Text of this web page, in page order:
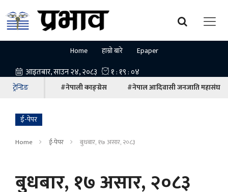
Home हाम्रो बारे Epaper
ट्रेन्डिङ #नेपाली काङ्ग्रेस #नेपाल आदिवासी जनजाति महासंघ
ई-पेपर
Home ई-पेपर बुधबार, १७ असार, २०८३
बुधबार, १७ असार, २०८३